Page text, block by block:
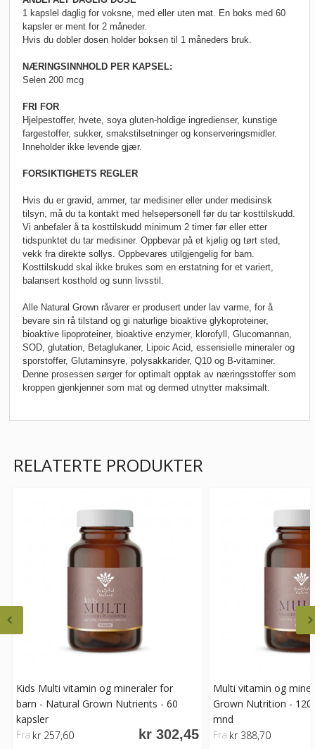
1 kapslel daglig for voksne, med eller uten mat. En boks med 60
kapsler er ment for 2 måneder.
Hvis du dobler dosen holder boksen til 1 måneders bruk.
NÆRINGSINNHOLD PER KAPSEL:
Selen 200 mcg
FRI FOR
Hjelpestoffer, hvete, soya gluten-holdige ingredienser, kunstige
fargestoffer, sukker, smakstilsetninger og konserveringsmidler.
Inneholder ikke levende gjær.
FORSIKTIGHETS REGLER
Hvis du er gravid, ammer, tar medisiner eller under medisinsk
tilsyn, må du ta kontakt med helsepersonell før du tar kosttilskudd.
Vi anbefaler å ta kosttilskudd minimum 2 timer før eller etter
tidspunktet du tar medisiner. Oppbevar på et kjølig og tørt sted,
vekk fra direkte sollys. Oppbevares utilgjengelig for barn.
Kosttilskudd skal ikke brukes som en erstatning for et variert,
balansert kosthold og sunn livsstil.
Alle Natural Grown råvarer er produsert under lav varme, for å
bevare sin rå tilstand og gi naturlige bioaktive glykoproteiner,
bioaktive lipoproteiner, bioaktive enzymer, klorofyll, Glucomannan,
SOD, glutation, Betaglukaner, Lipoic Acid, essensielle mineraler og
sporstoffer, Glutaminsyre, polysakkarider, Q10 og B-vitaminer.
Denne prosessen sørger for optimalt opptak av næringsstoffer som
kroppen gjenkjenner som mat og dermed utnytter maksimalt.
RELATERTE PRODUKTER
Kids Multi vitamin og mineraler for
barn - Natural Grown Nutrients - 60
kapsler
kr 302,45
Fra kr 257,60
Multi vitamin og
Grown Nutrition -
mnd
Fra kr 388,70